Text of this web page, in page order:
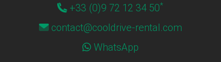
+33 (0)9 72 12 34 50*
contact@cooldrive-rental.com
WhatsApp